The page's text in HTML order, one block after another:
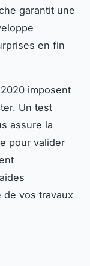
garantit une
en fin
imposent
Un test
assure la
pour valider
de vos travaux